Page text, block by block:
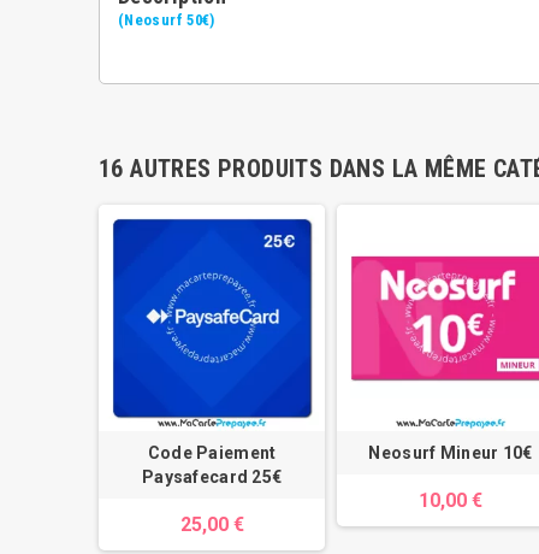
(Neosurf 50€)
16 AUTRES PRODUITS DANS LA MÊME
Code Paiement
Paysafecard 25€
25,00 €
Neosurf Mineur 10€
10,00 €